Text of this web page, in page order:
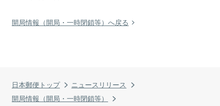
日本郵便トップ
ニュースリリース
開局情報（開局・一時閉鎖等）
開局情報（開局・一時閉鎖等）へ戻る